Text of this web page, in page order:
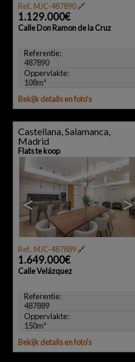
Ref.. MJC-487890🔗
1.129.000€
Calle Don Ramon de la Cruz
Referentie:
487890
Oppervlakte:
108m²
Bekijk details en foto's
Castellana, Salamanca,
Madrid
Flats te koop
< >
17
Ref.. MJC-487889🔗
1.649.000€
Calle Velázquez
Referentie:
487889
Oppervlakte:
150m²
Bekijk details en foto's